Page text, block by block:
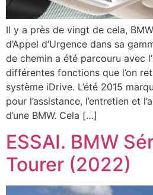
Il y a près de vingt de cela,
d’Appel d’Urgence dans sa
de chemin a été parcouru avec
différentes fonctions que l’on
système iDrive. L’été 2015
pour l’assistance, l’entretien et
d’une BMW. Cela […]
ESSAI. BMW
Tourer (2022)